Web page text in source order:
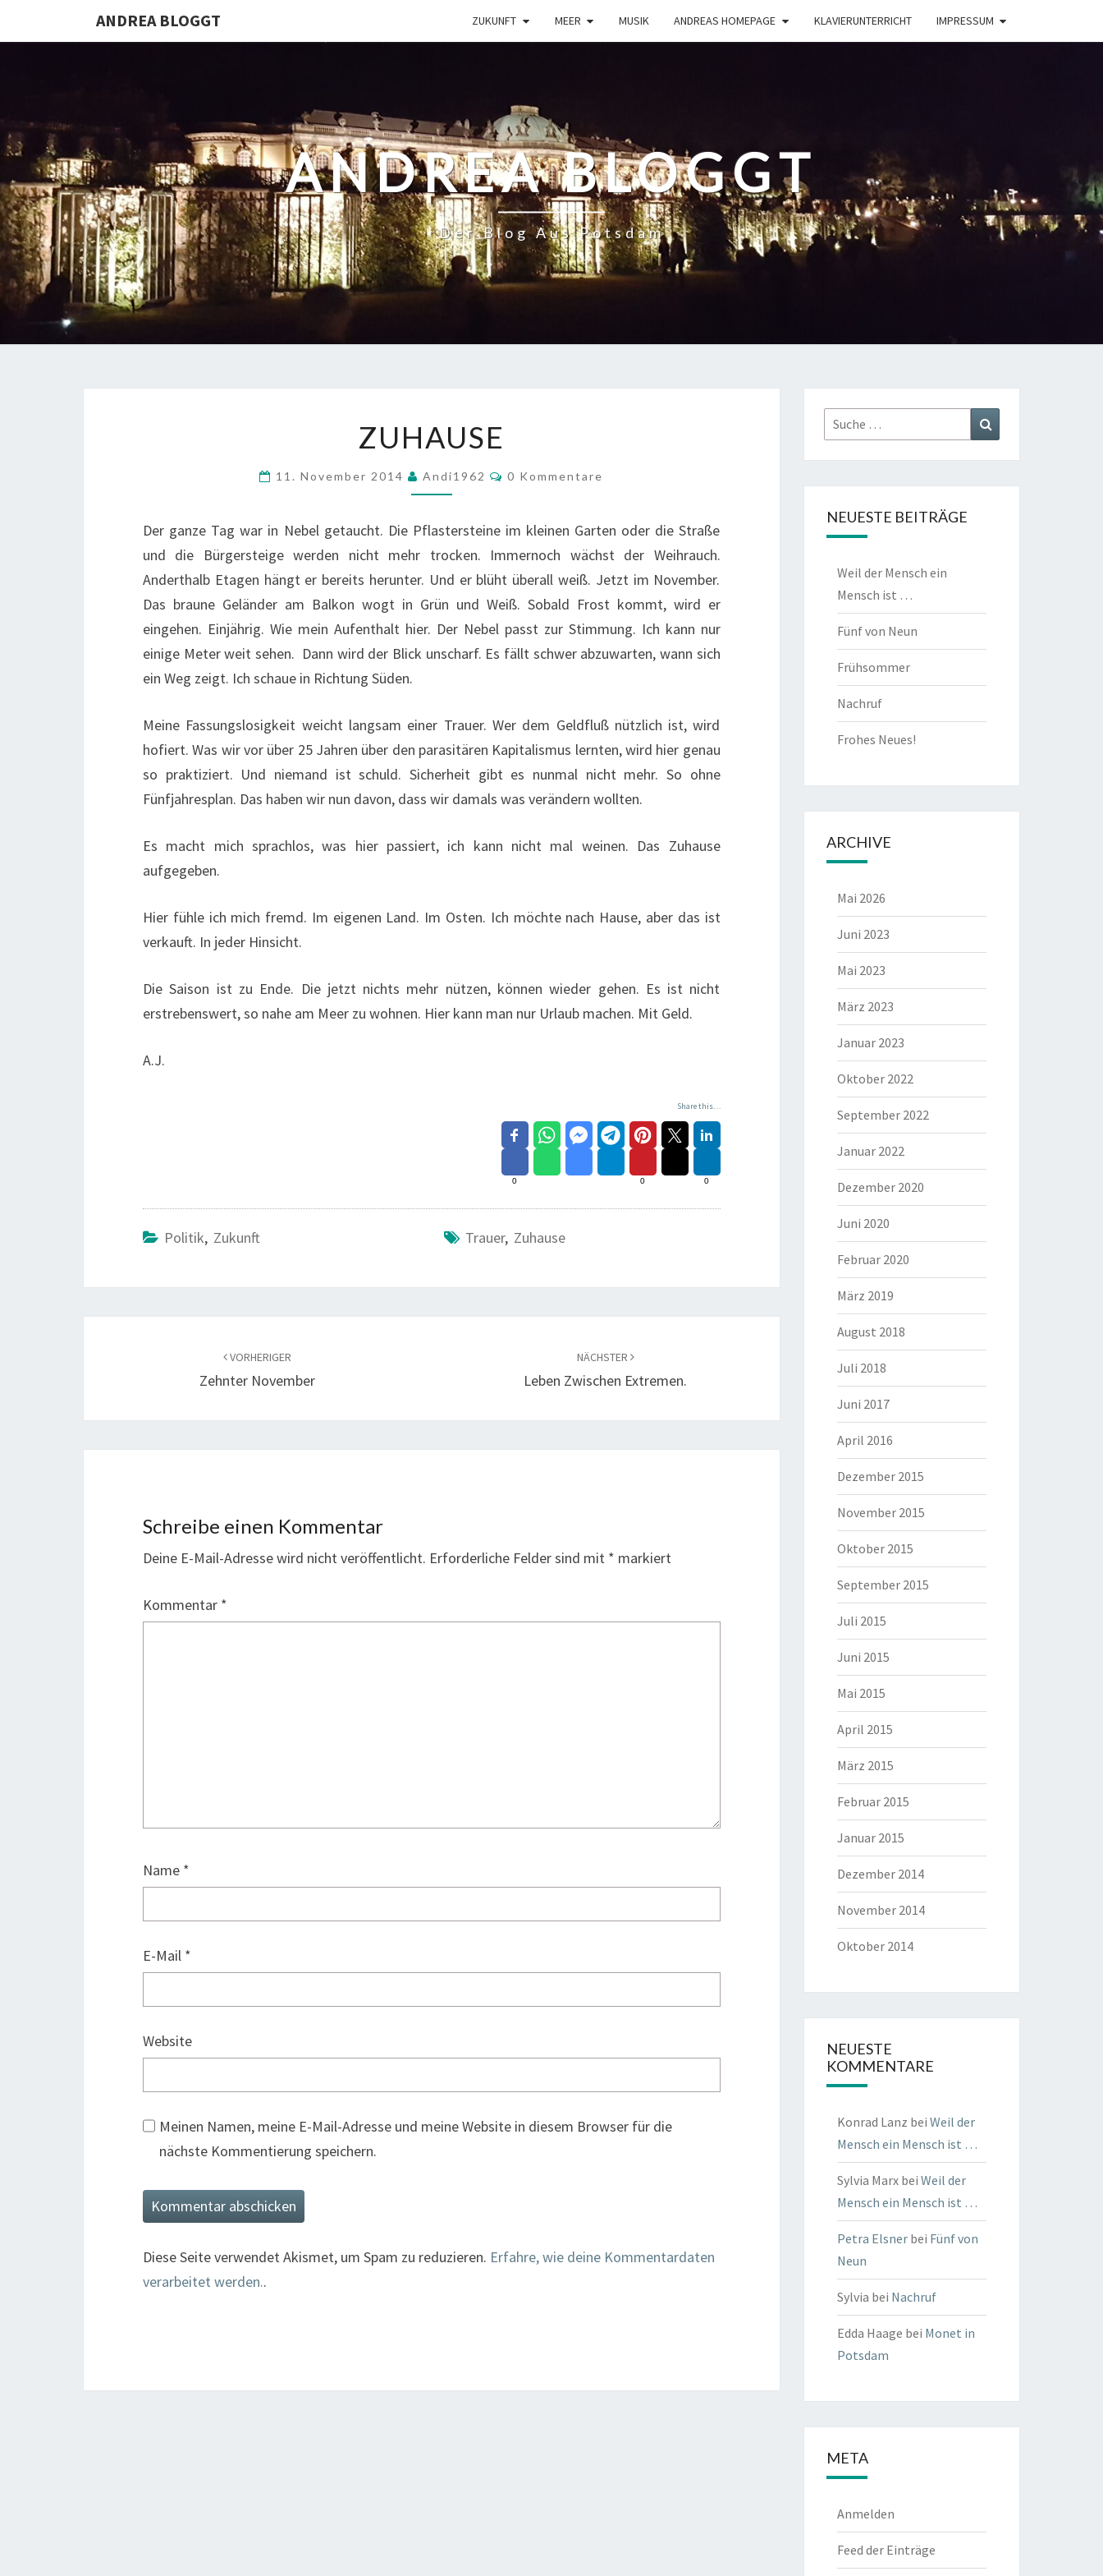
ANDREA BLOGGT ZUKUNFT MEER MUSIK ANDREAS HOMEPAGE KLAVIERUNTERRICHT IMPRESSUM
ANDREA BLOGGT
Der Blog Aus Potsdam
ZUHAUSE
11. November 2014 Andi1962 Kommentare
0 Kommentare
Der ganze Tag war in Nebel getaucht. Die Pflastersteine im kleinen Garten oder die Straße
und die Bürgersteige werden nicht mehr trocken. Immernoch wächst der Weihrauch.
Anderthalb Etagen hängt er bereits herunter. Und er blüht überall weiß. Jetzt im November.
Das braune Geländer am Balkon wogt in Grün und Weiß. Sobald Frost kommt, wird er
eingehen. Einjährig. Wie mein Aufenthalt hier. Der Nebel passt zur Stimmung. Ich kann nur
einige Meter weit sehen. Dann wird der Blick unscharf. Es fällt schwer abzuwarten, wann sich
ein Weg zeigt. Ich schaue in Richtung Süden.
Meine Fassungslosigkeit weicht langsam einer Trauer. Wer dem Geldfluß nützlich ist, wird
hofiert. Was wir vor über 25 Jahren über den parasitären Kapitalismus lernten, wird hier genau
so praktiziert. Und niemand ist schuld. Sicherheit gibt es nunmal nicht mehr. So ohne
Fünfjahresplan. Das haben wir nun davon, dass wir damals was verändern wollten.
Es macht mich sprachlos, was hier passiert, ich kann nicht mal weinen. Das Zuhause
aufgegeben.
Hier fühle ich mich fremd. Im eigenen Land. Im Osten. Ich möchte nach Hause, aber das ist
verkauft. In jeder Hinsicht.
Die Saison ist zu Ende. Die jetzt nichts mehr nützen, können wieder gehen. Es ist nicht
erstrebenswert, so nahe am Meer zu wohnen. Hier kann man nur Urlaub machen. Mit Geld.
A.J.
Share this…
0 0 0
Politik, Zukunft Trauer, Zuhause
VORHERIGER
Zehnter November
NÄCHSTER
Leben Zwischen Extremen.
Schreibe einen Kommentar
Deine E-Mail-Adresse wird nicht veröffentlicht. Erforderliche Felder sind mit * markiert
Kommentar *
Name *
E-Mail *
Website
Meinen Namen, meine E-Mail-Adresse und meine Website in diesem Browser für die
nächste Kommentierung speichern.
Diese Seite verwendet Akismet, um Spam zu reduzieren. Erfahre, wie deine Kommentardaten
verarbeitet werden..
Suche
nach:
NEUESTE BEITRÄGE
Weil der Mensch ein
Mensch ist …
Fünf von Neun
Frühsommer
Nachruf
Frohes Neues!
ARCHIVE
Mai 2026
Juni 2023
Mai 2023
März 2023
Januar 2023
Oktober 2022
September 2022
Januar 2022
Dezember 2020
Juni 2020
Februar 2020
März 2019
August 2018
Juli 2018
Juni 2017
April 2016
Dezember 2015
November 2015
Oktober 2015
September 2015
Juli 2015
Juni 2015
Mai 2015
April 2015
März 2015
Februar 2015
Januar 2015
Dezember 2014
November 2014
Oktober 2014
NEUESTE
KOMMENTARE
Konrad Lanz bei Weil der
Mensch ein Mensch ist …
Sylvia Marxbei Weil der
Mensch ein Mensch ist …
Petra Elsnerbei Fünf von
Neun
Sylvia bei Nachruf
Edda Haage bei Monet in
Potsdam
META
Anmelden
Feed der Einträge